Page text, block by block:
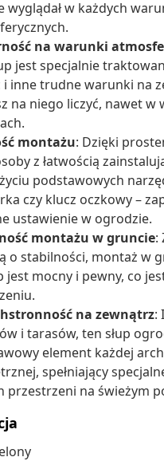
wyglądał w każdych
na warunki
jest specjalnie
i inne trudne warunki na
na niego liczyć, nawet w
montażu: Dzięki
z łatwością
podstawowych
czy klucz oczkowy –
ustawienie w ogrodzie.
montażu w gruncie:
o stabilności, montaż w
jest mocny i pewny, co
na zewnątrz:
i tarasów, ten słup
element każdej
spełniający
przestrzeni na świeżym